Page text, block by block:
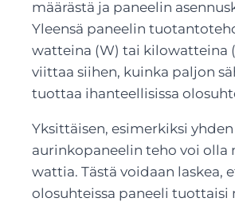
määrästä ja paneelin
Yleensä paneelin
watteina (W) tai kilowatteina
viittaa siihen, kuinka paljon
tuottaa ihanteellisissa
Yksittäisen, esimerkiksi
aurinkopaneelin teho voi olla
wattia. Tästä voidaan laskea,
olosuhteissa paneeli tuottaisi